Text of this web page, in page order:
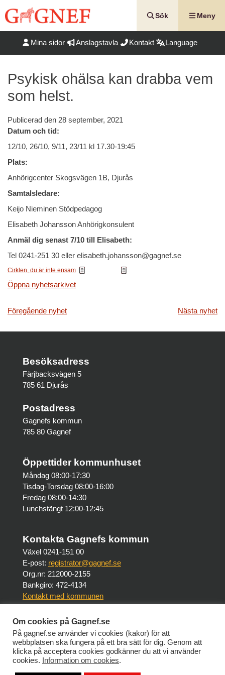
till
Sök Meny
Mina sidor Anslagstavla Kontakt Language
Psykisk ohälsa kan drabba vem
som helst.
Publicerad den 28 september, 2021
Datum och tid:
12/10, 26/10, 9/11, 23/11 kl 17.30-19:45
Plats:
Anhörigcenter Skogsvägen 1B, Djurås
Samtalsledare:
Keijo Nieminen Stödpedagog
Elisabeth Johansson Anhörigkonsulent
Anmäl dig senast 7/10 till Elisabeth:
Tel 0241-251 30 eller elisabeth.johansson@gagnef.se
Cirklen, du är inte ensam
Öppna nyhetsarkivet
Inläggsnavigering
Föregående nyhet Nästa nyhet
Besöksadress
Färjbacksvägen 5
785 61 Djurås
Postadress
Gagnefs kommun
785 80 Gagnef
Öppettider kommunhuset
Måndag 08:00-17:30
Tisdag-Torsdag 08:00-16:00
Fredag 08:00-14:30
Lunchstängt 12:00-12:45
Kontakta Gagnefs kommun
Växel 0241-151 00
E-post: registrator@gagnef.se
Org.nr: 212000-2155
Bankgiro: 472-4134
Kontakt med kommunen
Om webbplatsen
Om Gagnef.se
Tillgänglighet på Gagnef.se
Intranät (personalsidor)
Om cookies på Gagnef.se
På gagnef.se använder vi cookies (kakor) för att
webbplatsen ska fungera på ett bra sätt för dig. Genom att
klicka på acceptera cookies godkänner du att vi använder
cookies.
Information om cookies.